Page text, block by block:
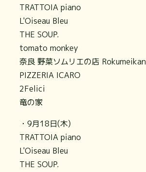
TRATTOIA piano
L'Oiseau Bleu
THE SOUP.
tomato monkey
奈良 野菜ソムリエの店 Rokumeikan
PIZZERIA ICARO
2Felici
竜の家
・9月18日(木)
TRATTOIA piano
L'Oiseau Bleu
THE SOUP.